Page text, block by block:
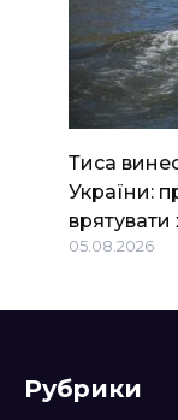
Тиса
України:
05.08.2026
Рубрики